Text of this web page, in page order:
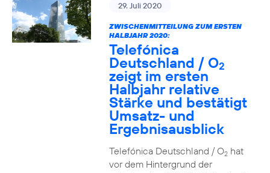
29. Juli 2020
ZWISCHENMITTEILUNG ZUM ERSTEN
HALBJAHR 2020:
Telefónica
Deutschland / O2
zeigt im ersten
Halbjahr relative
Stärke und bestätigt
Umsatz- und
Ergebnisausblick
Telefónica Deutschland / O2hat
vor dem Hintergrund der